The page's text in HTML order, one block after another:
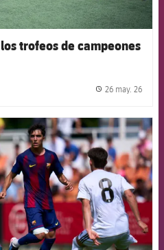
trofeos de campeones
26 may. 26
FCB Barcelona badge